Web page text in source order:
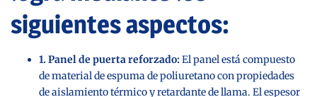
siguientes aspectos:
1. Panel de puerta reforzado:El panel está compuesto
de material de espuma de poliuretano con propiedades
de aislamiento térmico y retardante de llama. El espesor